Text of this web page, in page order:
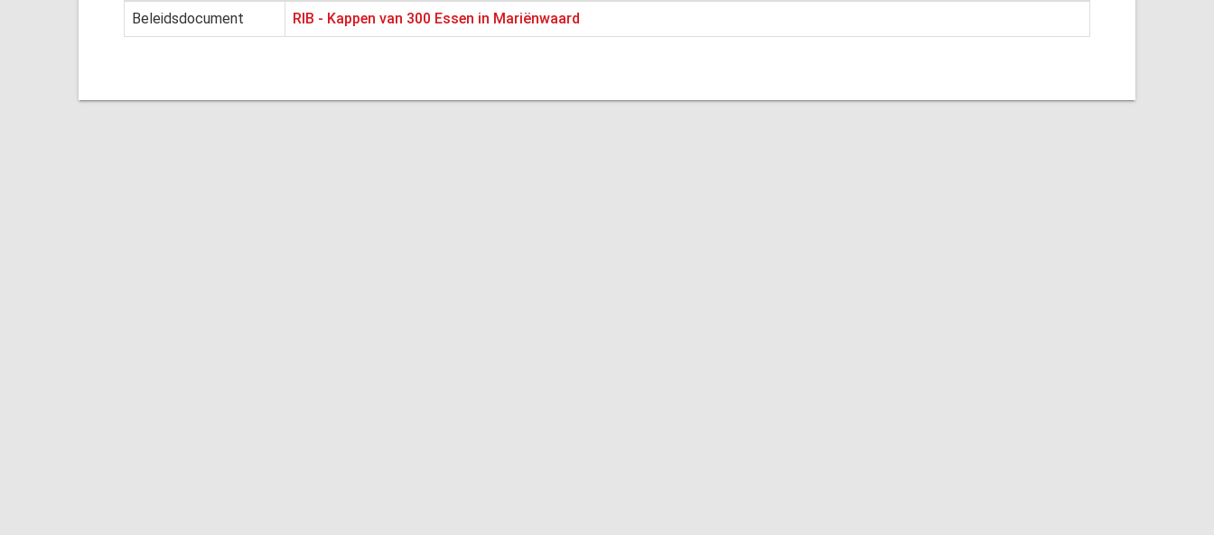
Beleidsdocument RIB - Kappen van 300 Essen in Mariënwaard